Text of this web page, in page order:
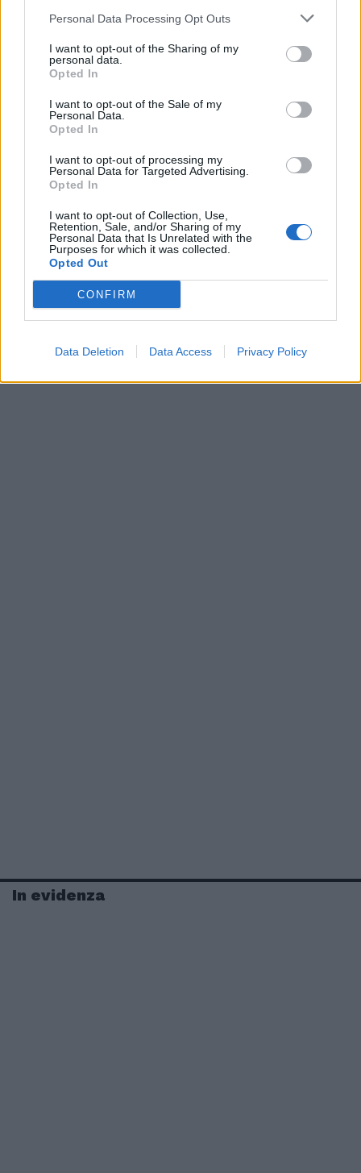
Personal Data Processing Opt Outs
I want to opt-out of the Sharing of my
personal data.
Opted In
I want to opt-out of the Sale of my
Personal Data.
Opted In
I want to opt-out of processing my
Personal Data for Targeted Advertising.
Opted In
I want to opt-out of Collection, Use,
Retention, Sale, and/or Sharing of my
Personal Data that Is Unrelated with the
Purposes for which it was collected.
Opted Out
CONFIRM
Data Deletion Data Access Privacy Policy
In evidenza